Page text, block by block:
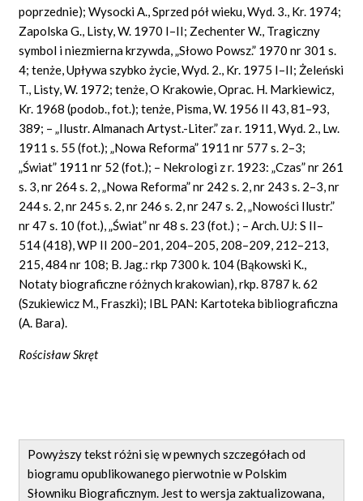
poprzednie); Wysocki A., Sprzed pół wieku, Wyd. 3., Kr. 1974;
Zapolska G., Listy, W. 1970 I–II; Zechenter W., Tragiczny
symbol i niezmierna krzywda, „Słowo Powsz.” 1970 nr 301 s.
4; tenże, Upływa szybko życie, Wyd. 2., Kr. 1975 I–II; Żeleński
T., Listy, W. 1972; tenże, O Krakowie, Oprac. H. Markiewicz,
Kr. 1968 (podob., fot.); tenże, Pisma, W. 1956 II 43, 81–93,
389; – „Ilustr. Almanach Artyst.-Liter.” za r. 1911, Wyd. 2., Lw.
1911 s. 55 (fot.); „Nowa Reforma” 1911 nr 577 s. 2–3;
„Świat” 1911 nr 52 (fot.); – Nekrologi z r. 1923: „Czas” nr 261
s. 3, nr 264 s. 2, „Nowa Reforma” nr 242 s. 2, nr 243 s. 2–3, nr
244 s. 2, nr 245 s. 2, nr 246 s. 2, nr 247 s. 2, „Nowości Ilustr.”
nr 47 s. 10 (fot.), „Świat” nr 48 s. 23 (fot.) ; – Arch. UJ: S II–
514 (418), WP II 200–201, 204–205, 208–209, 212–213,
215, 484 nr 108; B. Jag.: rkp 7300 k. 104 (Bąkowski K.,
Notaty biograficzne różnych krakowian), rkp. 8787 k. 62
(Szukiewicz M., Fraszki); IBL PAN: Kartoteka bibliograficzna
(A. Bara).
Rościsław Skręt
Powyższy tekst różni się w pewnych szczegółach od
biogramu opublikowanego pierwotnie w Polskim
Słowniku Biograficznym. Jest to wersja zaktualizowana,